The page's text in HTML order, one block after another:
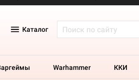
Каталог
Warhammer ККИ